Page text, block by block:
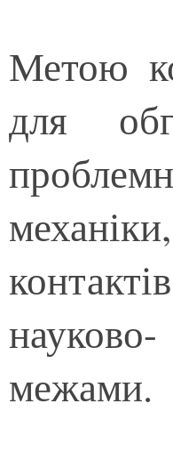
Метою
для
межами.